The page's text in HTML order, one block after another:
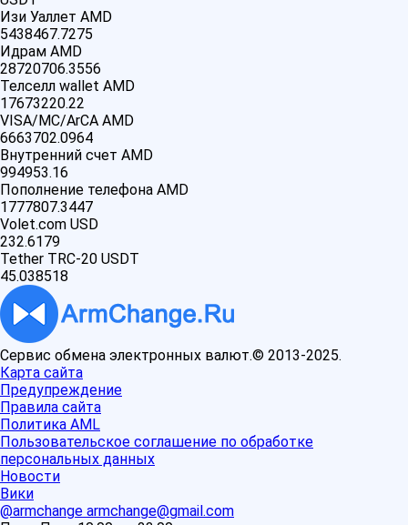
Изи Уаллет AMD
5438467.7275
Идрам AMD
28720706.3556
Телселл wallet AMD
17673220.22
VISA/MC/ArCA AMD
6663702.0964
Внутренний счет AMD
994953.16
Пополнение телефона AMD
1777807.3447
Volet.com USD
232.6179
Tether TRC-20 USDT
45.038518
Сервис обмена электронных валют.© 2013-2025.
Карта сайта
Предупреждение
Правила сайта
Политика AML
Пользовательское соглашение по обработке
персональных данных
Новости
Вики
@armchange armchange@gmail.com